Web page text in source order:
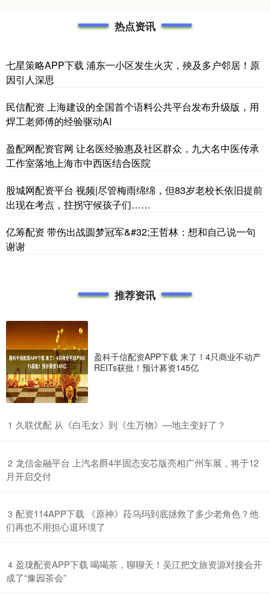
热点资讯
七星策略APP下载 浦东一小区发生火灾，殃及多户邻居！原
因引人深思
民信配资 上海建设的全国首个语料公共平台发布升级版，用
焊工老师傅的经验驱动AI
盈配网配资官网 让名医经验惠及社区群众，九大名中医传承
工作室落地上海市中西医结合医院
股城网配资平台 视频|尽管梅雨绵绵，但83岁老校长依旧提前
出现在考点，拄拐守候孩子们……
亿筹配资 带伤出战圆梦冠军&#32;王哲林：想和自己说一句
谢谢
推荐资讯
盈科千信配资APP下载 来了！4只商业不动产
REITs获批！预计募资145亿
1 ​久联优配 从《白毛女》到《生万物》—地主变好了？
2 ​龙信金融平台 上汽名爵4半固态安芯版亮相广州车展，将于12
月开启交付
3 ​配资114APP下载 《原神》菈乌玛到底拯救了多少老角色？他
们再也不用担心退环境了
4 ​盈珑配资APP下载 喝喝茶，聊聊天！吴江把文旅资源对接会开
成了“豫园茶会”